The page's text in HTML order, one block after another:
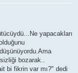
yapacakları
bozarak..
bi fikrin var mı?" dedi